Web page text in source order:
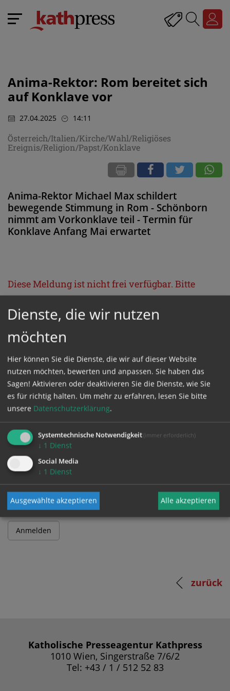
Anima-Rektor: Rom bereitet sich
auf Konklave vor
27.04.2025 14:11
Österreich/Italien/Kirche/Wahl/Religiöses
Ereignis/Religion/Papst/Konklave
Anima-Rektor Michael Max schildert
bewegende Stimmung in Rom - Schönborn
nimmt am Vorkonklave teil - Termin für
Konklave Anfang Mai erwartet
Diese Meldung ist nicht frei verfügbar. Bitte
loggen Sie sich ein, oder bestellen Sie das
ProduktKathpress_online.
Bitte melden Sie sich mit Ihrem Benutzernamen
und Passwort an.
Benutzername
Passwort
zurück
Katholische Presseagentur Kathpress
1010 Wien, Singerstraße 7/6/2
Tel: +43 / 1 / 512 52 83
Dienste, die wir nutzen
möchten
Hier können Sie die Dienste, die wir auf dieser Website
nutzen möchten, bewerten und anpassen. Sie haben das
Sagen! Aktivieren oder deaktivieren Sie die Dienste, wie Sie
es für richtig halten. Um mehr zu erfahren, lesen Sie bitte
unsere Datenschutzerklärung.
Systemtechnische Notwendigkeit (immer erforderlich)
↓ 1 Dienst
Social Media
↓ 1 Dienst
Ausgewählte akzeptieren Alle akzeptieren